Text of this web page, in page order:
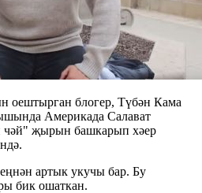
оештырган блогер, Түбән Кама
Америкада Салават
җырын башкарып хәер
артык укучы бар. Бу
бик ошаткан.